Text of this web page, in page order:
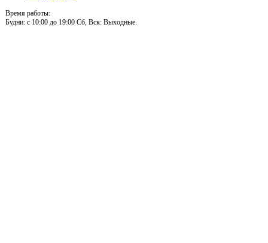
Время работы:
Будни: c 10:00 до 19:00 Сб, Вск: Выходные.